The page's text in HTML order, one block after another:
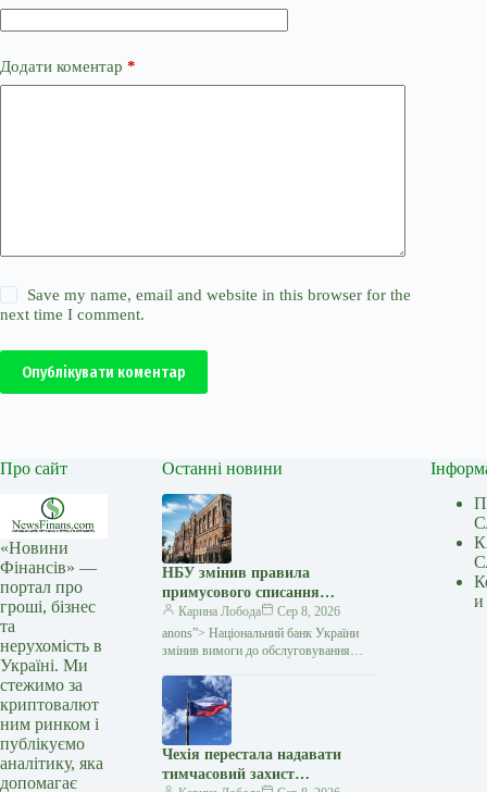
Додати коментар *
Save my name, email and website in this browser for the
next time I comment.
Опублікувати коментар
Про сайт
«Новини
Фінансів» —
портал про
гроші, бізнес
та
нерухомість в
Україні. Ми
стежимо за
криптовалют
ним ринком і
публікуємо
аналітику, яка
допомагає
Останні новини
НБУ змінив правила
примусового списання
коштів: що зміниться для
боржників — Мінфін
Карина Лобода
Сер 8, 2026
anons”> Національний банк України
змінив вимоги до обслуговування
Відтепер банк повністю блокуватиме
власні операції клієнта
Чехія перестала надавати
тимчасовий захист
и